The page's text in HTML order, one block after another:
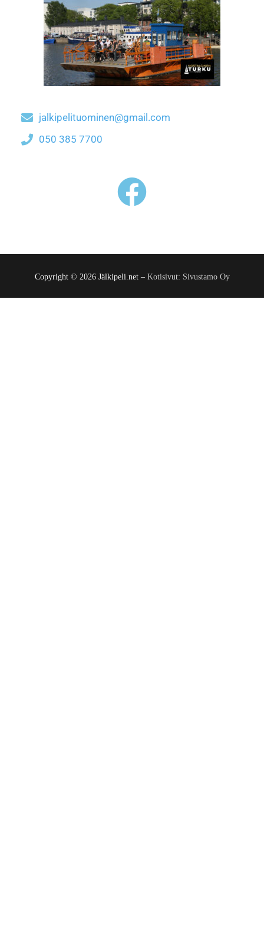
jalkipelituominen@gmail.com
050 385 7700
Copyright © 2026 Jälkipeli.net – Kotisivut: Sivustamo Oy